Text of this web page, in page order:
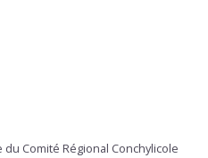
Comité Régional Conchylicole